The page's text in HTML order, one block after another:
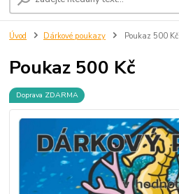
Úvod Dárkové poukazy Poukaz 500 Kč
Poukaz 500 Kč
Doprava ZDARMA